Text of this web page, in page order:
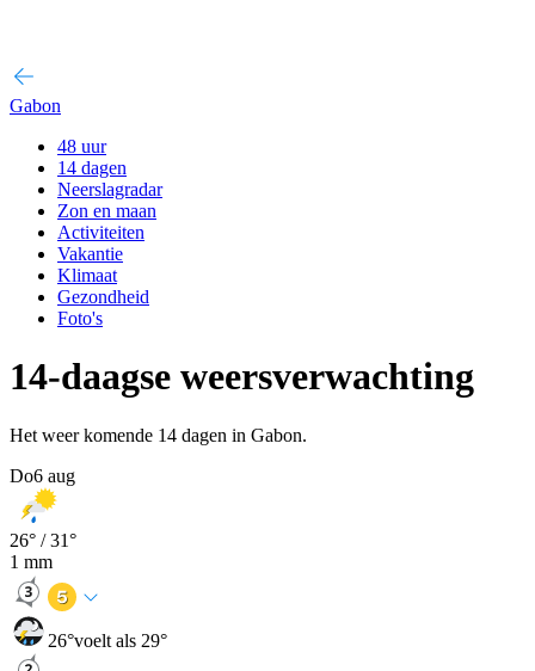
Gabon
48 uur
14 dagen
Neerslagradar
Zon en maan
Activiteiten
Vakantie
Klimaat
Gezondheid
Foto's
14-daagse weersverwachting
Het weer komende 14 dagen in Gabon.
Do6 aug
26° /31°
1 mm
26°voelt als 29°